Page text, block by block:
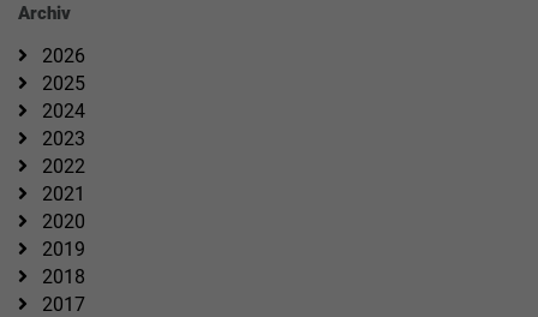
Archiv
2026
2025
2024
2023
2022
2021
2020
2019
2018
2017